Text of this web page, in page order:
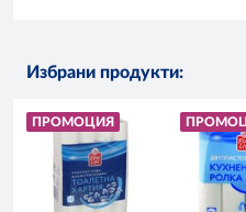
Избрани продукти:
ПРОМОЦИЯ